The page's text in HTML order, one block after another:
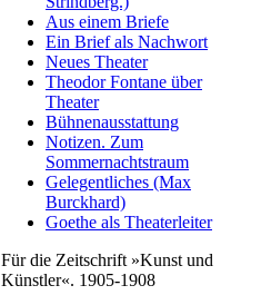
Aus einem Briefe
Ein Brief als Nachwort
Neues Theater
Theodor Fontane über
Theater
Bühnenausstattung
Notizen. Zum
Sommernachtstraum
Gelegentliches (Max
Burckhard)
Goethe als Theaterleiter
Für die Zeitschrift »Kunst und
Künstler«. 1905-1908